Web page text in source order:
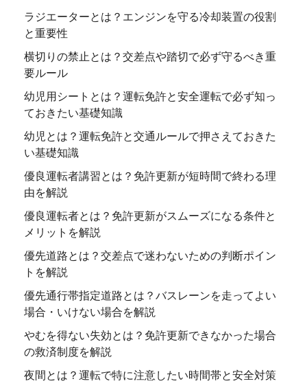
ラジエーターとは？エンジンを守る冷却装置の役割
と重要性
横切りの禁止とは？交差点や踏切で必ず守るべき重
要ルール
幼児用シートとは？運転免許と安全運転で必ず知っ
ておきたい基礎知識
幼児とは？運転免許と交通ルールで押さえておきた
い基礎知識
優良運転者講習とは？免許更新が短時間で終わる理
由を解説
優良運転者とは？免許更新がスムーズになる条件と
メリットを解説
優先道路とは？交差点で迷わないための判断ポイン
トを解説
優先通行帯指定道路とは？バスレーンを走ってよい
場合・いけない場合を解説
やむを得ない失効とは？免許更新できなかった場合
の救済制度を解説
夜間とは？運転で特に注意したい時間帯と安全対策